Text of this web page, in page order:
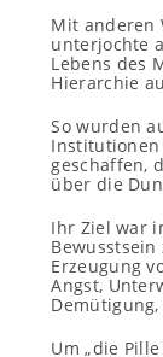
Mit anderen
unterjochte
Lebens des
Hierarchie
So wurden
Institutionen
geschaffen,
über die
Ihr Ziel war
Erzeugung
Angst,
Um „die